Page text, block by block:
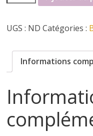
e
t
c
h
a
de
EMILIE
UGS : ND Catégories :
Informations